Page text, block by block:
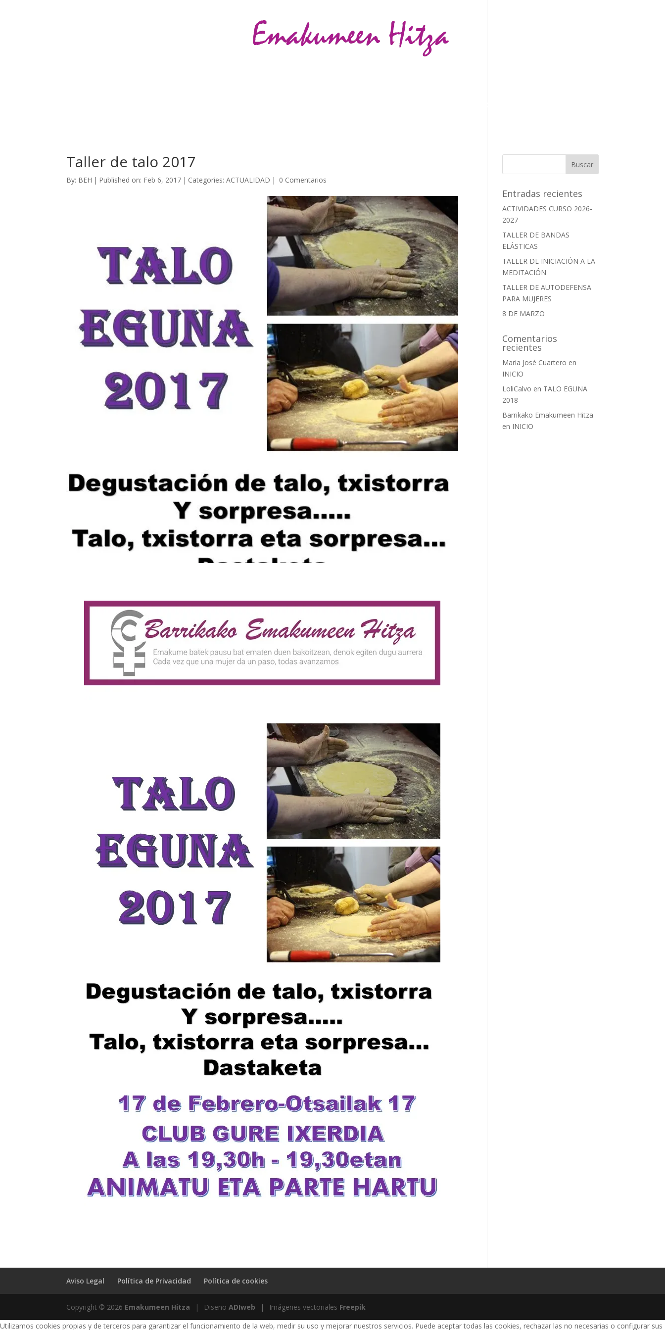
CONTACTO
Taller de talo 2017
By: BEH | Published on: Feb 6, 2017 | Categories:ACTUALIDAD | 0 Comentarios
Entradas recientes
ACTIVIDADES CURSO 2026-
2027
TALLER DE BANDAS
ELÁSTICAS
TALLER DE INICIACIÓN A LA
MEDITACIÓN
TALLER DE AUTODEFENSA
PARA MUJERES
8 DE MARZO
Comentarios
recientes
Maria José Cuartero en
INICIO
LoliCalvo en TALO EGUNA
2018
Barrikako Emakumeen Hitza
en INICIO
Aviso Legal Política de Privacidad Política de cookies
Copyright © 2026 Emakumeen Hitza | DiseñoADIweb | Imágenes vectoriales Freepik
Utilizamos cookies propias y de terceros para garantizar el funcionamiento de la web, medir su uso y mejorar nuestros servicios. Puede aceptar todas las cookies, rechazar las no necesarias o configurar sus